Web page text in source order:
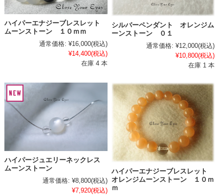
ハイパーエナジーブレスレット
ムーンストーン １０ｍｍ
通常価格: ¥16,000(税込)
¥14,400(税込)
在庫 4 本
シルバーペンダント オレンジム
ーンストーン ０１
通常価格: ¥12,000(税込)
¥10,800(税込)
在庫 1 本
ハイパージュエリーネックレス
ムーンストーン
通常価格: ¥8,800(税込)
¥7,920(税込)
ハイパーエナジーブレスレット
オレンジムーンストーン １０ｍ
ｍ